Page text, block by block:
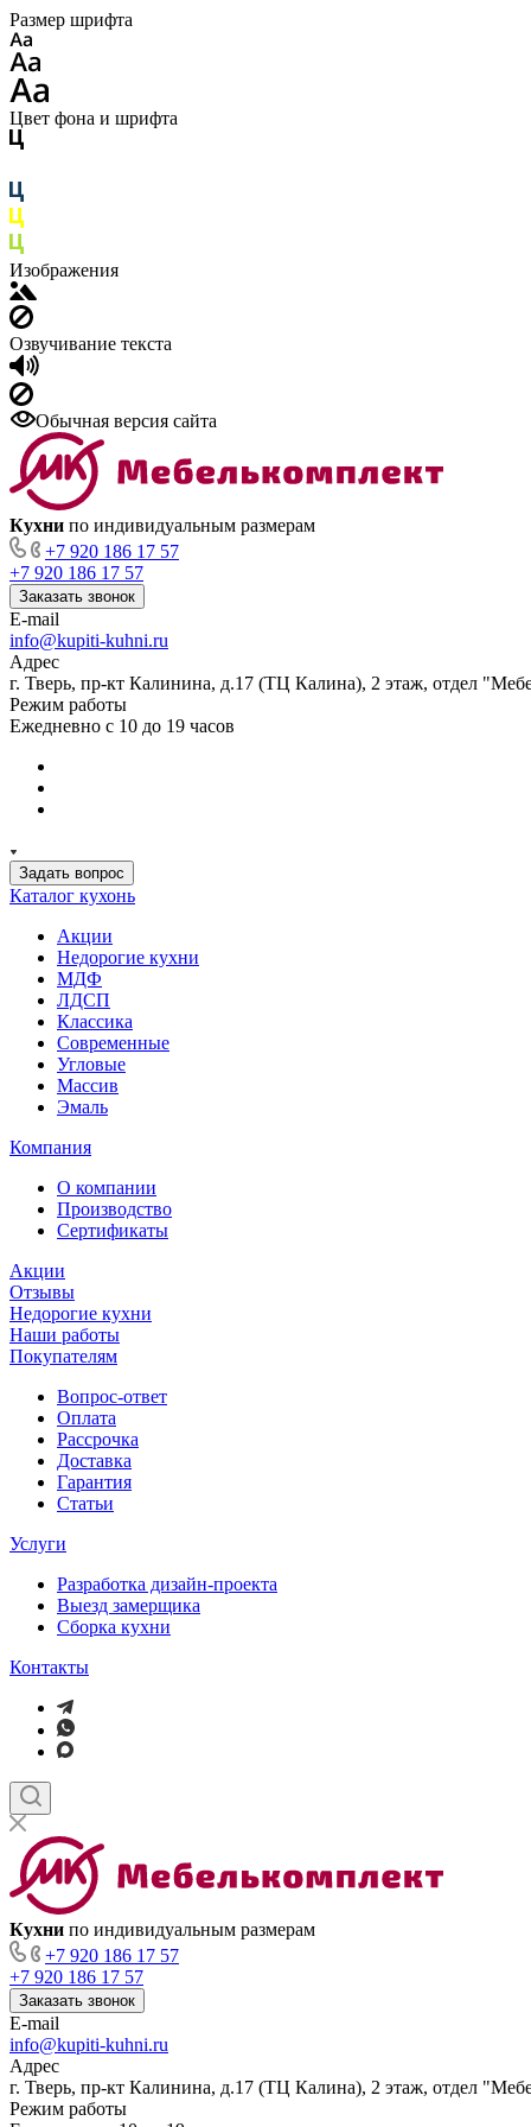
Размер шрифта
Цвет фона и шрифта
Изображения
Озвучивание текста
Обычная версия сайта
Кухни по индивидуальным размерам
+7 920 186 17 57
+7 920 186 17 57
Заказать звонок
E-mail
info@kupiti-kuhni.ru
Адрес
г. Тверь, пр-кт Калинина, д.17 (ТЦ Калина), 2 этаж, отдел
Режим работы
Ежедневно с 10 до 19 часов
Задать вопрос
Каталог кухонь
Акции
Недорогие кухни
МДФ
ЛДСП
Классика
Современные
Угловые
Массив
Эмаль
Компания
О компании
Производство
Сертификаты
Акции
Отзывы
Недорогие кухни
Наши работы
Покупателям
Вопрос-ответ
Оплата
Рассрочка
Доставка
Гарантия
Статьи
Услуги
Разработка дизайн-проекта
Выезд замерщика
Сборка кухни
Контакты
Кухни по индивидуальным размерам
+7 920 186 17 57
+7 920 186 17 57
Заказать звонок
E-mail
info@kupiti-kuhni.ru
Адрес
г. Тверь, пр-кт Калинина, д.17 (ТЦ Калина), 2 этаж, отдел
Режим работы